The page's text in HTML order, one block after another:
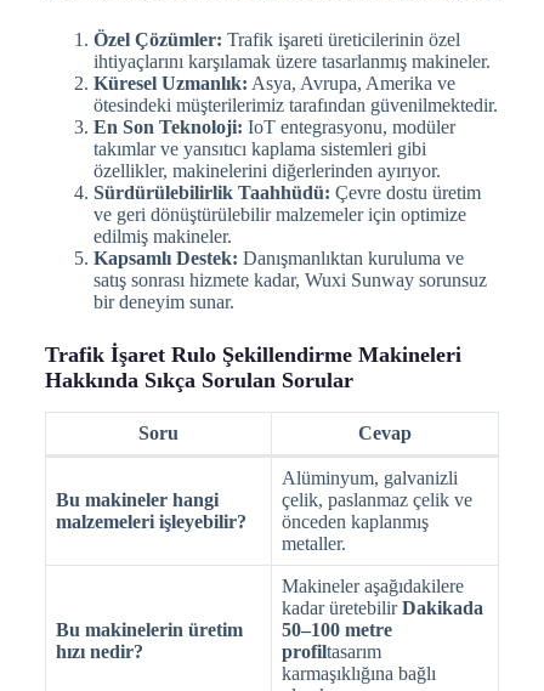
Özel Çözümler: Trafik işareti üreticilerinin özel
ihtiyaçlarını karşılamak üzere tasarlanmış makineler.
Küresel Uzmanlık: Asya, Avrupa, Amerika ve
ötesindeki müşterilerimiz tarafından güvenilmektedir.
En Son Teknoloji: IoT entegrasyonu, modüler
takımlar ve yansıtıcı kaplama sistemleri gibi
özellikler, makinelerini diğerlerinden ayırıyor.
Sürdürülebilirlik Taahhüdü: Çevre dostu üretim
ve geri dönüştürülebilir malzemeler için optimize
edilmiş makineler.
Kapsamlı Destek: Danışmanlıktan kuruluma ve
satış sonrası hizmete kadar, Wuxi Sunway sorunsuz
bir deneyim sunar.
Trafik İşaret Rulo Şekillendirme Makineleri
Hakkında Sıkça Sorulan Sorular
Soru Cevap
Bu makineler hangi
malzemeleri işleyebilir?
Alüminyum, galvanizli
çelik, paslanmaz çelik ve
önceden kaplanmış
metaller.
Bu makinelerin üretim
hızı nedir?
Makineler aşağıdakilere
kadar üretebilirDakikada
50–100 metre
profiltasarım
karmaşıklığına bağlı